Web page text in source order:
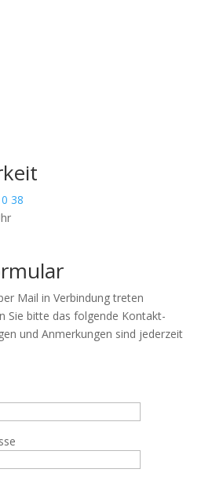
38
Mail in Verbindung treten
Sie bitte das folgende Kontakt-
und Anmerkungen sind jederzeit